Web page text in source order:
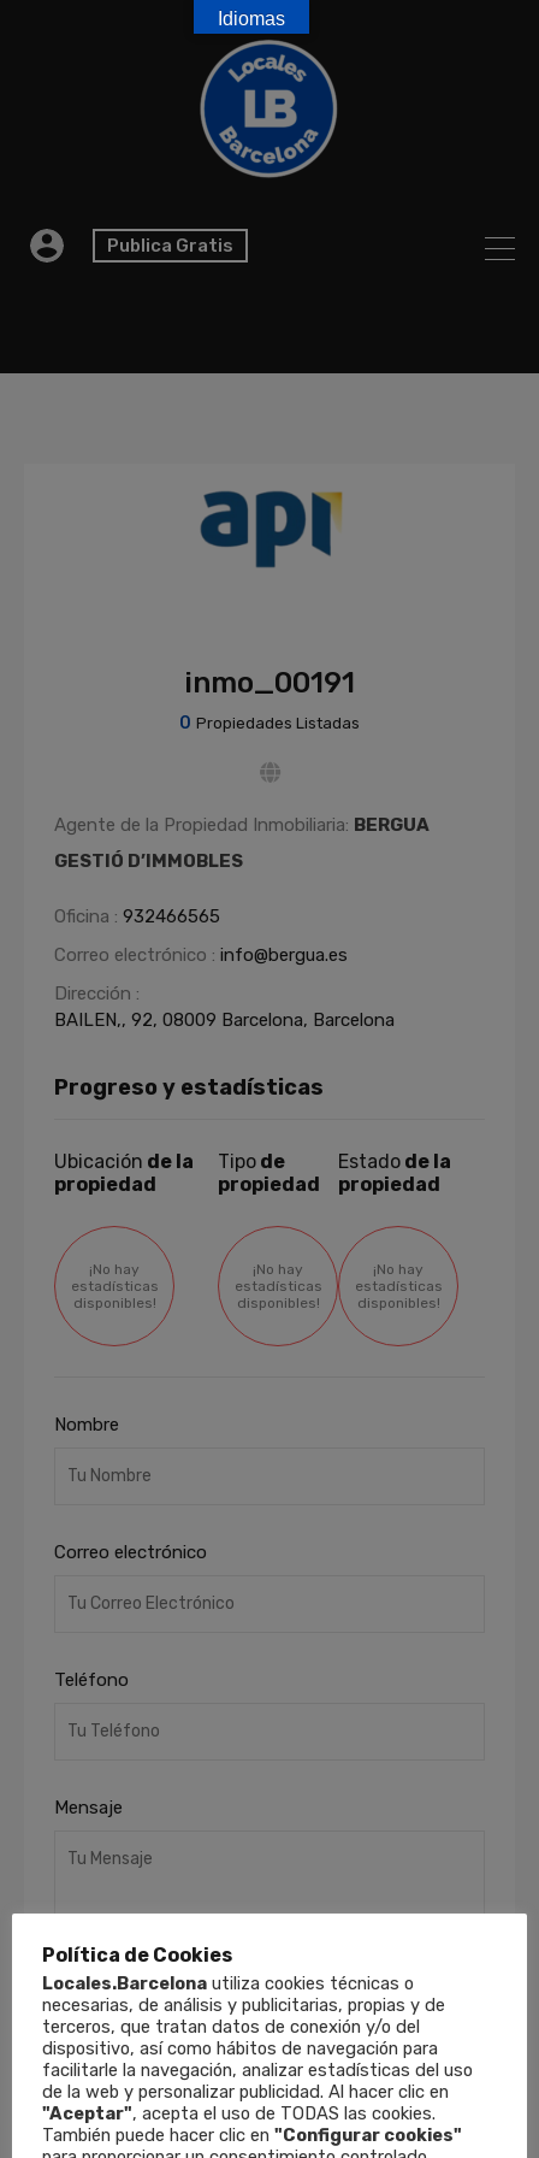
Publica Gratis
inmo_00191
0 Propiedades Listadas
Agente de la Propiedad Inmobiliaria: BERGUA
GESTIÓ D’IMMOBLES
Oficina : 932466565
Correo electrónico : info@bergua.es
Dirección :
BAILEN,, 92, 08009 Barcelona, Barcelona
Progreso y estadísticas
Ubicación de la
propiedad
¡No hay
estadísticas
disponibles!
Tipo de
propiedad
¡No hay
estadísticas
disponibles!
Estado de la
propiedad
¡No hay
estadísticas
disponibles!
Nombre
Correo electrónico
Teléfono
Mensaje
He leído y acepto laPolítica de Privacidad
Finalidades: Responder a sus solicitudes y
remitirle información comercial de nuestros
productos y servicios, incluso por medios
electrónicos.Derechos : Puede retirar su
Política de Cookies
Locales.Barcelona utiliza cookies técnicas o
necesarias, de análisis y publicitarias, propias y de
terceros, que tratan datos de conexión y/o del
dispositivo, así como hábitos de navegación para
facilitarle la navegación, analizar estadísticas del uso
de la web y personalizar publicidad. Al hacer clic en
"Aceptar", acepta el uso de TODAS las cookies.
También puede hacer clic en "Configurar cookies"
Idiomas